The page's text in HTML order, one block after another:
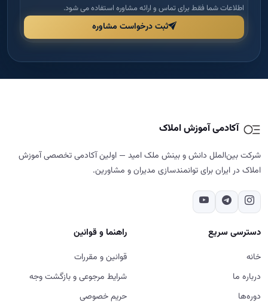
اطلاعات شما فقط برای تماس و ارائه مشاوره استفاده می شود.
ثبت درخواست مشاوره
آکادمی آموزش املاک
شرکت بین‌الملل دانش و بینش ملک امید — اولین آکادمی تخصصی آموزش
املاک در ایران برای توانمندسازی مدیران و مشاورین.
دسترسی سریع
خانه
درباره ما
دوره‌ها
راهنما و قوانین
قوانین و مقررات
شرایط مرجوعی و بازگشت وجه
حریم خصوصی